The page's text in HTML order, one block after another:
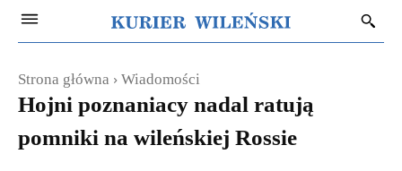
Strona główna Wiadomości
Hojni poznaniacy nadal ratują
pomniki na wileńskiej Rossie